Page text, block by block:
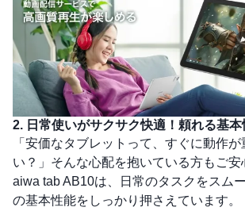
2. 日常使いがサクサク快適！頼れる基本
「安価なタブレットって、すぐに動作
い？」そんな心配を抱いている方もご安
aiwa tab AB10は、日常のタスクをスム
の基本性能をしっかり押さえています。